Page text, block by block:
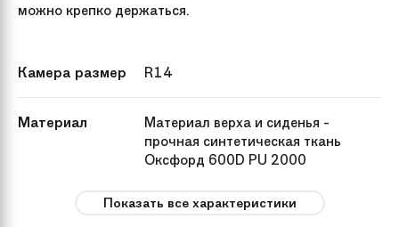
можно крепко держаться.
Камера размер R14
Материал
Материал верха и сиденья -
прочная синтетическая ткань
Оксфорд 600D PU 2000
дна - прочная армированная
тентовая ткань с глянцевым
Показать все характеристики